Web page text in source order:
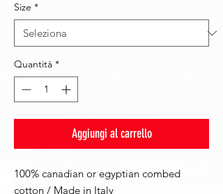
Size *
Quantità *
Aggiungi al carrello
100% canadian or egyptian combed
cotton / Made in Italy